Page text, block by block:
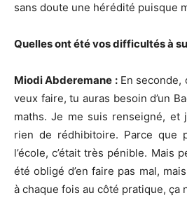
sans doute une hérédité puisque
Quelles ont été vos difficultés à
Miodi Abderemane :En seconde,
veux faire, tu auras besoin d’un
maths. Je me suis renseigné, et
rien de rédhibitoire. Parce que
l’école, c’était très pénible. Mais
été obligé d’en faire pas mal,
à chaque fois au côté pratique, ça